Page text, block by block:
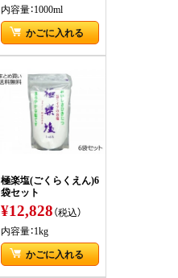
内容量：1000ml
かごに入れる
極楽塩(ごくらくえん)6
袋セット
¥12,828（税込）
内容量：1kg
かごに入れる